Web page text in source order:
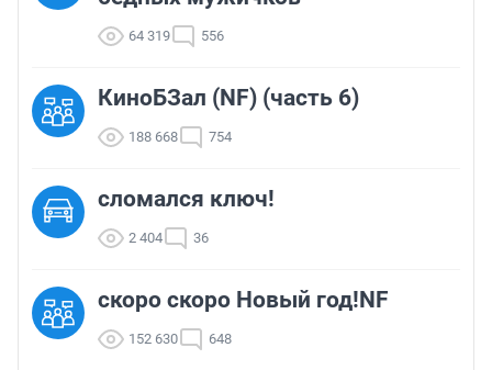
64 319 556
КиноБЗал (NF) (часть 6)
188 668 754
сломался ключ!
2 404 36
скоро скоро Новый год!NF
152 630 648